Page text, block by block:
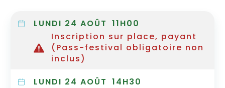
LUNDI 24 AOÛT 11H00
Inscription sur place, payant
(Pass-festival obligatoire non
inclus)
LUNDI 24 AOÛT 14H30